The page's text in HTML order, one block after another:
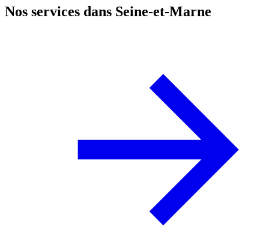
Nos services dans Seine-et-Marne